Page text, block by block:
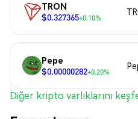
TRON
$0.327365+0.10%
Pepe
$0.00000282+0.20%
Diğer kripto varlıklarını